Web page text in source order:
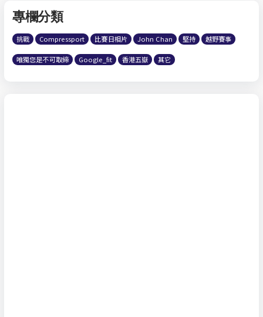
專欄分類
挑戰 Compressport 比賽日相片 John Chan 堅持 越野賽事
唯獨您是不可取締 Google_fit 香港五嶽 其它